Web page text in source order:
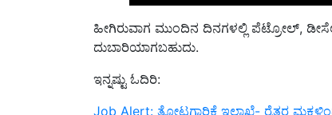
ಹೀಗಿರುವಾಗ ಮುಂದಿನ ದಿನಗಳಲ್ಲಿ ಪೆಟ್ರೋಲ್,
ದುಬಾರಿಯಾಗಬಹುದು.
Job Alert: ತೋಟಗಾರಿಕೆ ಇಲಾಖೆ- ರೈತರ